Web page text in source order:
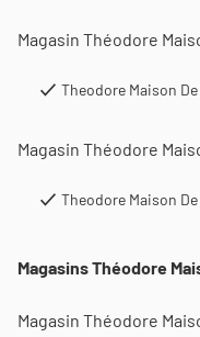
Magasin Théodore
Theodore Maison
Magasin Théodore
Theodore Maison
Magasins Théodore
Magasin Théodore